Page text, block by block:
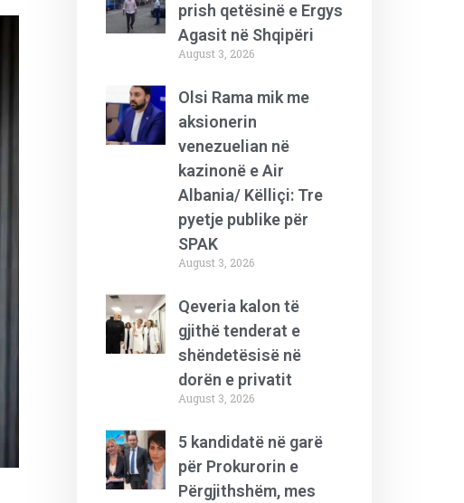
prish qetësinë e Ergys
Agasit në Shqipëri
August 3, 2026
Olsi Rama mik me
aksionerin
venezuelian në
kazinonë e Air
Albania/ Këlliçi: Tre
pyetje publike për
SPAK
August 3, 2026
Qeveria kalon të
gjithë tenderat e
shëndetësisë në
dorën e privatit
August 3, 2026
5 kandidatë në garë
për Prokurorin e
Përgjithshëm, mes